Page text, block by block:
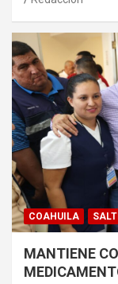
COAHUILA
MANTIENE